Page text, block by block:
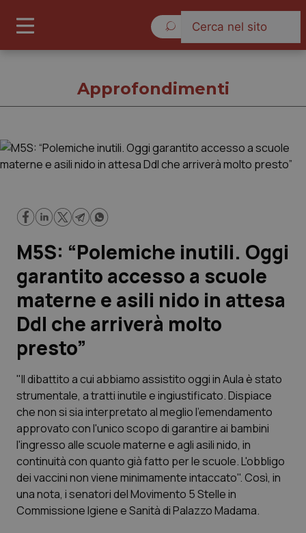
Governo e Parlamento
Regioni e Asl
Lavoro e Professioni
Scienza e Farmaci
Studi e Analisi
Lettere al direttore
Edizioni Regionali
QS Pro
Professionisti Sanitari.AI
Approfondimenti
M5S: “Polemiche inutili. Oggi
garantito accesso a scuole
materne e asili nido in attesa
Ddl che arriverà molto
presto”
"Il dibattito a cui abbiamo assistito oggi in Aula è stato
strumentale, a tratti inutile e ingiustificato. Dispiace
che non si sia interpretato al meglio l'emendamento
approvato con l'unico scopo di garantire ai bambini
l'ingresso alle scuole materne e agli asili nido, in
continuità con quanto già fatto per le scuole. L'obbligo
dei vaccini non viene minimamente intaccato". Così, in
una nota, i senatori del Movimento 5 Stelle in
Commissione Igiene e Sanità di Palazzo Madama.